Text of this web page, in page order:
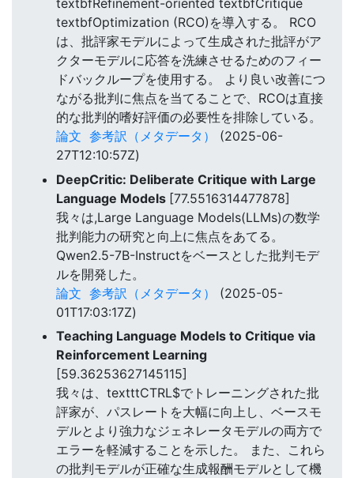
textbfRefinement-oriented textbfCritique
textbfOptimization (RCO)を導入する。 RCO
は、批評家モデルによって生成された批評がア
クターモデルに応答を洗練させるためのフィー
ドバックループを使用する。 より良い改善につ
ながる批判に焦点を当てることで、RCOは直接
的な批判的嗜好評価の必要性を排除している。
論文 参考訳（メタデータ）
(2025-06-
27T12:10:57Z)
DeepCritic: Deliberate Critique with Large
Language Models [77.5516314477878]
我々は,Large Language Models(LLMs)の数学
批判能力の研究と向上に焦点をあてる。
Qwen2.5-7B-Instructをベースとした批判モデ
ルを開発した。
論文 参考訳（メタデータ）
(2025-05-
01T17:03:17Z)
Teaching Language Models to Critique via
Reinforcement Learning
[59.36253627145115]
我々は、textttCTRL$でトレーニングされた批
評家が、パスレートを大幅に向上し、ベースモ
デルとより強力なジェネレータモデルの両方で
エラーを軽減することを示した。 また、これら
の批判モデルが正確な生成報酬モデルとして機